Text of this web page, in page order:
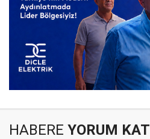
HABERE YORUM KAT